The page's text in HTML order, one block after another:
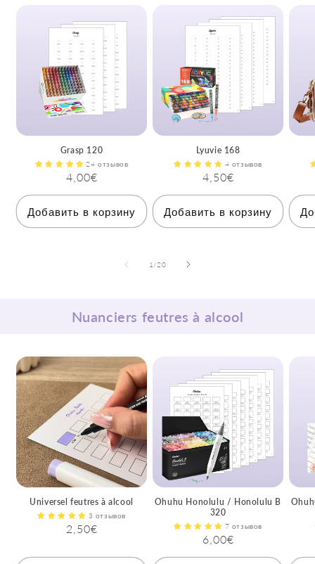
Grasp 120
24 отзывов
Обычная
цена
4,00€
Добавить в корзину
Lyuvie 168
4 отзывов
Обычная
цена
4,50€
Добавить в корзину
1 /из
20
Nuanciers feutres à alcool
Universel feutres à alcool
3 отзывов
Обычная
2,50€
Ohuhu Honolulu / Honolulu B
320
7 отзывов
Обычная
цена
6,00€